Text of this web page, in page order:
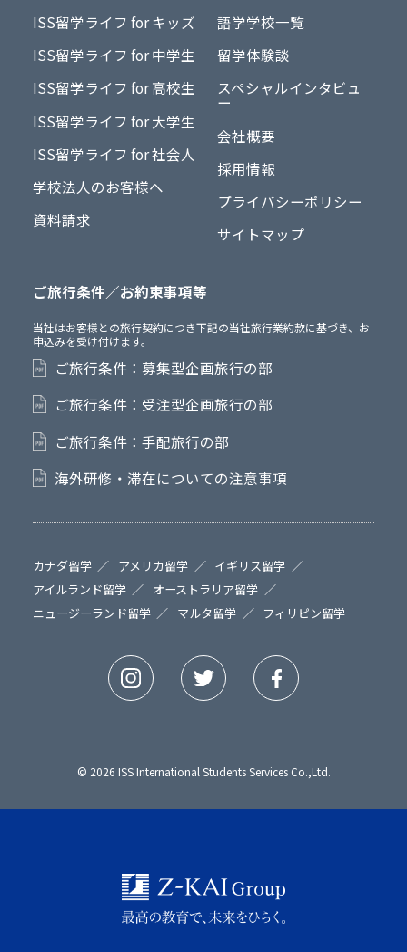
ISS留学ライフ for キッズ
ISS留学ライフ for 中学生
ISS留学ライフ for 高校生
ISS留学ライフ for 大学生
ISS留学ライフ for 社会人
学校法人のお客様へ
資料請求
語学学校一覧
留学体験談
スペシャルインタビュ
ー
会社概要
採用情報
プライバシーポリシー
サイトマップ
ご旅行条件／お約束事項等
当社はお客様との旅行契約につき下記の当社旅行業約款に基づき、お
申込みを受け付けます。
ご旅行条件：募集型企画旅行の部
ご旅行条件：受注型企画旅行の部
ご旅行条件：手配旅行の部
海外研修・滞在についての注意事項
カナダ留学 アメリカ留学
イギリス留学
アイルランド留学
オーストラリア留学
ニュージーランド留学
マルタ留学 フィリピン留学
© 2026 ISS International Students Services Co.,Ltd.